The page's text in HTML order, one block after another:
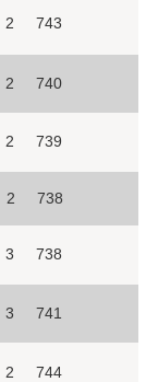
2 743
2 740
2 739
2 738
3 738
3 741
2 744